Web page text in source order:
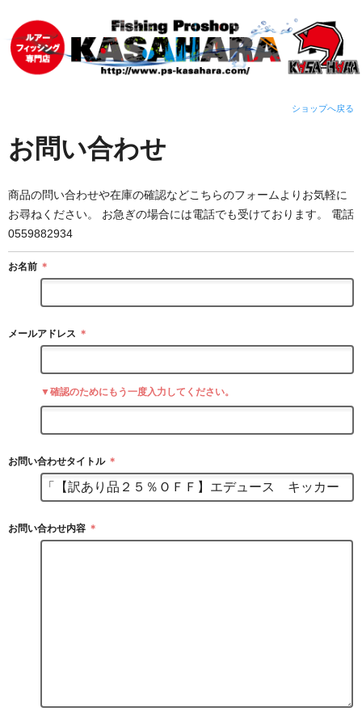
ショップへ戻る
お問い合わせ
商品の問い合わせや在庫の確認などこちらのフォームよりお気軽に
お尋ねください。 お急ぎの場合には電話でも受けております。 電話
0559882934
お名前 ＊
メールアドレス ＊
▼確認のためにもう一度入力してください。
お問い合わせタイトル ＊
お問い合わせ内容 ＊